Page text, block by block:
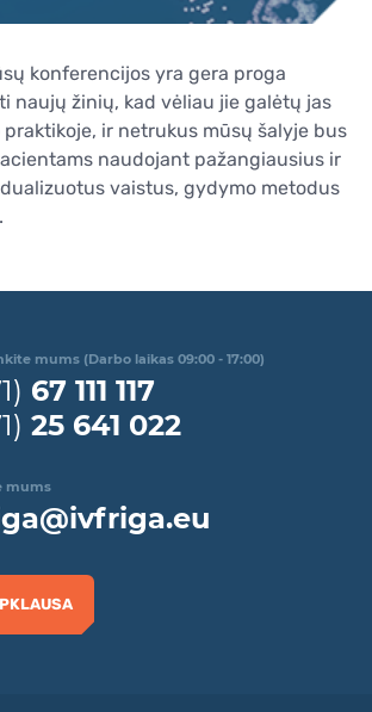
konferencijos yra gera proga
naujų žinių, kad vėliau jie galėtų jas
ir netrukus mūsų šalyje bus
naudojant pažangiausius ir
vaistus, gydymo metodus
mums (Darbo laikas 09:00 - 17:00)
67 111 117
25 641 022
mums